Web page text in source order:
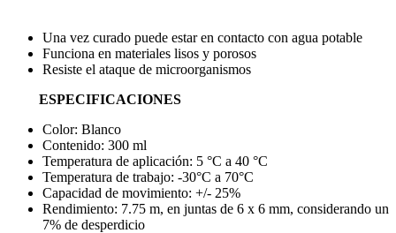
Una vez curado puede estar en contacto con agua potable
Funciona en materiales lisos y porosos
Resiste el ataque de microorganismos
ESPECIFICACIONES
Color: Blanco
Contenido: 300 ml
Temperatura de aplicación: 5 °C a 40 °C
Temperatura de trabajo: -30°C a 70°C
Capacidad de movimiento: +/- 25%
Rendimiento: 7.75 m, en juntas de 6 x 6 mm, considerando un
7% de desperdicio